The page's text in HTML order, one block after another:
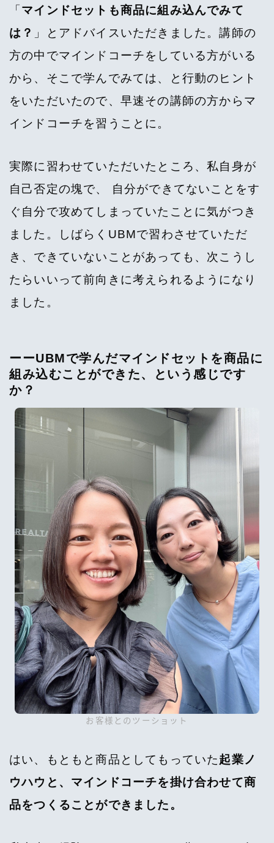
「 マインドセットも商品に組み込んでみて
は？ 」とアドバイスいただきました。講師の
方の中でマインドコーチをしている方がいる
から、そこで学んでみては、と行動のヒント
をいただいたので、早速その講師の方からマ
インドコーチを習うことに。
実際に習わせていただいたところ、私自身が
自己否定の塊で、 自分ができてないことをす
ぐ自分で攻めてしまっていたことに気がつき
ました。しばらくUBMで習わさせていただ
き、できていないことがあっても、次こうし
たらいいって前向きに考えられるようになり
ました。
ーーUBMで学んだマインドセットを商品に
組み込むことができた、という感じです
か？
お客様とのツーショット
はい、もともと商品としてもっていた起業ノ
ウハウと、マインドコーチを掛け合わせて商
品をつくることができました。